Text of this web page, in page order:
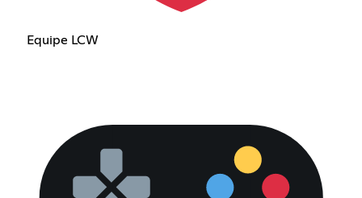
Equipe LCW